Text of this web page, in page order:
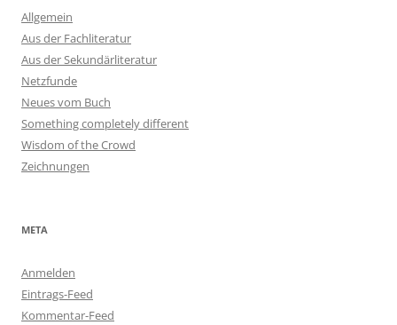
Allgemein
Aus der Fachliteratur
Aus der Sekundärliteratur
Netzfunde
Neues vom Buch
Something completely different
Wisdom of the Crowd
Zeichnungen
META
Anmelden
Eintrags-Feed
Kommentar-Feed